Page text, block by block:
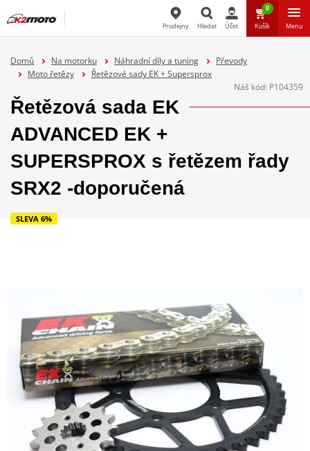
Prodejny Hledat Účet
0
Košík Menu
Domů Na motorku Náhradní díly a tuning
Převody
Moto řetězy
Řetězové sady EK + Supersprox
Náš kód: P104359
Řetězová sada EK
ADVANCED EK +
SUPERSPROX s řetězem řady
SRX2 -doporučená
SLEVA 6%